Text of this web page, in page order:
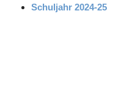
Schuljahr 2024-25